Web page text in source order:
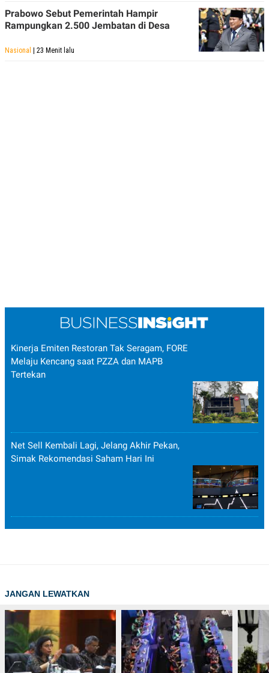
Prabowo Sebut Pemerintah Hampir
Rampungkan 2.500 Jembatan di Desa
Nasional | 23 Menit lalu
Kinerja Emiten Restoran Tak Seragam, FORE
Melaju Kencang saat PZZA dan MAPB
Tertekan
Net Sell Kembali Lagi, Jelang Akhir Pekan,
Simak Rekomendasi Saham Hari Ini
JANGAN LEWATKAN